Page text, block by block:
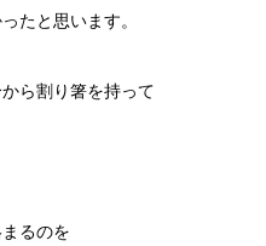
たと思います。
ら割り箸を持って
るのを